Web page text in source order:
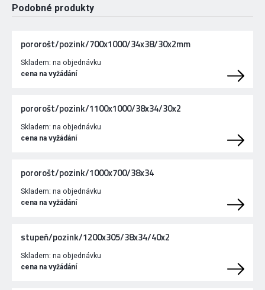
Podobné produkty
pororošt/pozink/700x1000/34x38/30x2mm
Skladem: na objednávku
cena na vyžádání
pororošt/pozink/1100x1000/38x34/30x2
Skladem: na objednávku
cena na vyžádání
pororošt/pozink/1000x700/38x34
Skladem: na objednávku
cena na vyžádání
stupeň/pozink/1200x305/38x34/40x2
Skladem: na objednávku
cena na vyžádání